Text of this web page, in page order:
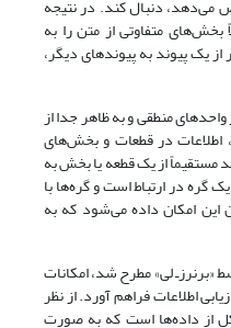
می‌دهد، دنبال کند. در نتیجه
متفاوتی از متن را به
یک پیوند به پیوندهای دیگر،
واحدهای منطقی و به ظاهر جدا از
اطلاعات در قطعات و بخش‌های
مستقیماً از یک قطعه یا بخش به
در ارتباط است و گره‌ها با
این امکان داده می‌شود که به
معنایی» که در سال 1999 توسط «برنرز‌ـ لی» مطرح شد، امکانات
اطلاعات فراهم آورد. از نظر
از داده‌ها است که به صورت